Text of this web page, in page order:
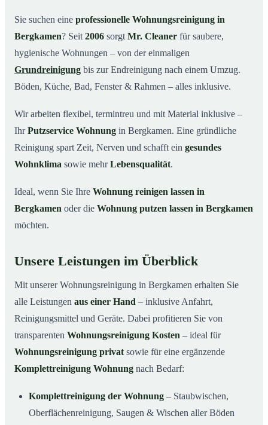
03Warum Mr. Cleaner in Bergkamen?
04So funktioniert’s
05Typische Anlässe für eine Wohnungsreinigung
08So reinigen unsere Profis Ihre Wohnung in
Bergkamen
Sie suchen eine professionelle Wohnungsreinigung in
Bergkamen? Seit 2006 sorgt Mr. Cleaner für saubere,
hygienische Wohnungen – von der einmaligen
Grundreinigung bis zur Endreinigung nach einem Umzug.
Böden, Küche, Bad, Fenster & Rahmen – alles inklusive.
Wir arbeiten flexibel, termintreu und mit Material inklusive –
IhrPutzservice Wohnung in Bergkamen. Eine gründliche
Reinigung spart Zeit, Nerven und schafft ein gesundes
Wohnklima sowie mehrLebensqualität.
Ideal, wenn Sie Ihre Wohnung reinigen lassen in
Bergkamen oder die Wohnung putzen lassen in Bergkamen
möchten.
Unsere Leistungen im Überblick
Mit unserer Wohnungsreinigung in Bergkamen erhalten Sie
alle Leistungen aus einer Hand – inklusive Anfahrt,
Reinigungsmittel und Geräte. Dabei profitieren Sie von
transparenten Wohnungsreinigung Kosten – ideal für
Wohnungsreinigung privat sowie für eine ergänzende
Komplettreinigung Wohnung nach Bedarf:
Komplettreinigung der Wohnung – Staubwischen,
Oberflächenreinigung, Saugen & Wischen aller Böden